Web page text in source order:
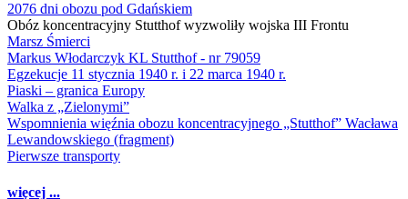
2076 dni obozu pod Gdańskiem
Obóz koncentracyjny Stutthof wyzwoliły wojska III Frontu
Marsz Śmierci
Markus Włodarczyk KL Stutthof - nr 79059
Egzekucje 11 stycznia 1940 r. i 22 marca 1940 r.
Piaski – granica Europy
Walka z „Zielonymi”
Wspomnienia więźnia obozu koncentracyjnego „Stutthof” Wacława
Lewandowskiego (fragment)
Pierwsze transporty
więcej ...